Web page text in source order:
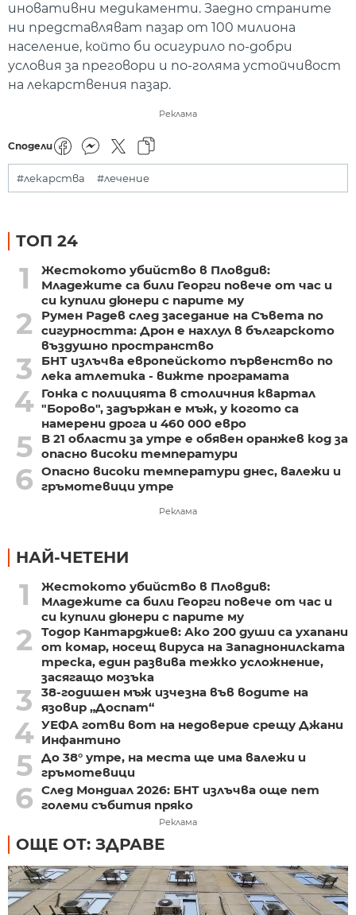
иновативни медикаменти. Заедно страните
ни представляват пазар от 100 милиона
население, който би осигурило по-добри
условия за преговори и по-голяма устойчивост
на лекарствения пазар.
Реклама
Сподели
#лекарства #лечение
ТОП 24
1
Жестокото убийство в Пловдив:
Младежите са били Георги повече от час и
си купили дюнери с парите му
2
Румен Радев след заседание на Съвета по
сигурността: Дрон е нахлул в българското
въздушно пространство
3
БНТ излъчва европейското първенство по
лека атлетика - вижте програмата
4 Гонка с полицията в столичния квартал
"Борово", задържан е мъж, у когото са
намерени дрога и 460 000 евро
5
В 21 области за утре е обявен оранжев код за
опасно високи температури
6 Опасно високи температури днес, валежи и
гръмотевици утре
Реклама
НАЙ-ЧЕТЕНИ
1
Жестокото убийство в Пловдив:
Младежите са били Георги повече от час и
си купили дюнери с парите му
2
Тодор Кантарджиев: Ако 200 души са ухапани
от комар, носещ вируса на Западнонилската
треска, един развива тежко усложнение,
засягащо мозъка
3
38-годишен мъж изчезна във водите на
язовир „Доспат“
4 УЕФА готви вот на недоверие срещу Джани
Инфантино
5 До 38° утре, на места ще има валежи и
гръмотевици
6 След Мондиал 2026: БНТ излъчва още пет
големи събития пряко
Реклама
ОЩЕ ОТ: ЗДРАВЕ